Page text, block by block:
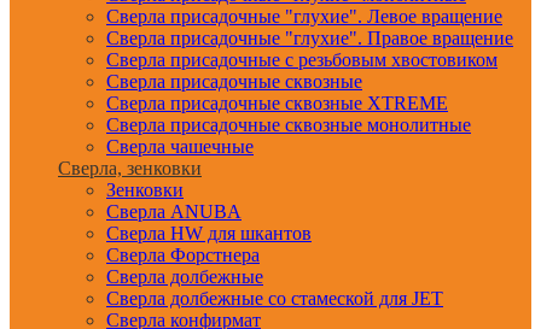
Сверла присадочные "глухие". Левое вращение
Сверла присадочные "глухие". Правое вращение
Сверла присадочные с резьбовым хвостовиком
Сверла присадочные сквозные
Сверла присадочные сквозные XTREME
Сверла присадочные сквозные монолитные
Сверла чашечные
Сверла, зенковки
Зенковки
Сверла ANUBA
Сверла HW для шкантов
Сверла Форстнера
Сверла долбежные
Сверла долбежные со стамеской для JET
Сверла конфирмат